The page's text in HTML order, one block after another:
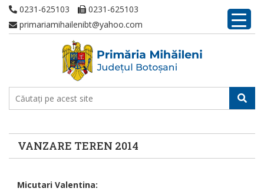
0231-625103
0231-625103
primariamihailenibt@yahoo.com
VANZARE TEREN 2014
Micutari Valentina: